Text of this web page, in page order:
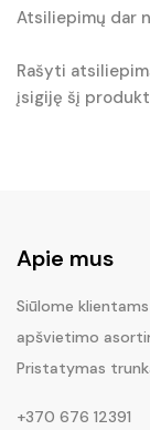
Atsiliepimų dar
Rašyti
įsigiję šį
Apie mus
Siūlome
apšvietimo
Pristatymas
+370 676 12391